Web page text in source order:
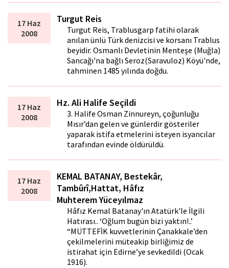
17 Haz
2008
Turgut Reis
Turgut Reis, Trablusgarp fatihi olarak
anılan ünlü Türk denizcisi ve korsanı Trablus
beyidir. Osmanlı Devletinin Menteşe (Muğla)
Sancağı'na bağlı Seroz(Saravuloz) Köyü'nde,
tahminen 1485 yılında doğdu.
17 Haz
2008
Hz. Ali Halife Seçildi
3. Halife Osman Zinnureyn, çoğunluğu
Mısır’dan gelen ve günlerdir gösteriler
yaparak istifa etmelerini isteyen isyancılar
tarafından evinde öldürüldü.
17 Haz
2008
KEMAL BATANAY, Bestekâr,
Tambûrî,Hattat, Hâfız
Muhterem Yüceyılmaz
Hâfız Kemal Batanay'ın Atatürk'le İlgili
Hatırası.. ‘Oğlum bugün bizi yaktın!..’
“MÜTTEFİK kuvvetlerinin Çanakkale’den
çekilmelerini müteakip birliğimiz de
istirahat için Edirne’ye sevkedildi (Ocak
1916).